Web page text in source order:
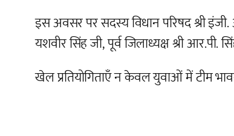
इस अवसर पर सदस्य विधान परिषद श्री इंजी.
यशवीर सिंह जी, पूर्व जिलाध्यक्ष श्री
खेल प्रतियोगिताएँ न केवल युवाओं में टीम